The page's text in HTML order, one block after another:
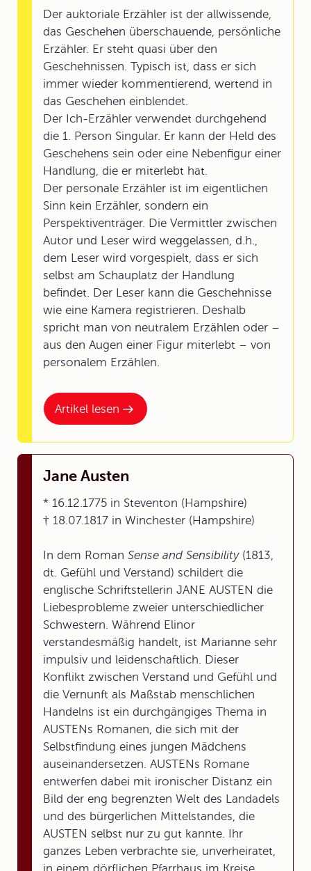
Artikel lesen
Der auktoriale Erzähler ist der allwissende,
das Geschehen überschauende, persönliche
Erzähler. Er steht quasi über den
Geschehnissen. Typisch ist, dass er sich
immer wieder kommentierend, wertend in
das Geschehen einblendet.
Der Ich-Erzähler verwendet durchgehend
die 1. Person Singular. Er kann der Held des
Geschehens sein oder eine Nebenfigur einer
Handlung, die er miterlebt hat.
Der personale Erzähler ist im eigentlichen
Sinn kein Erzähler, sondern ein
Perspektiventräger. Die Vermittler zwischen
Autor und Leser wird weggelassen, d.h.,
dem Leser wird vorgespielt, dass er sich
selbst am Schauplatz der Handlung
befindet. Der Leser kann die Geschehnisse
wie eine Kamera registrieren. Deshalb
spricht man von neutralem Erzählen oder –
aus den Augen einer Figur miterlebt – von
personalem Erzählen.
Jane Austen
* 16.12.1775 in Steventon (Hampshire)
† 18.07.1817 in Winchester (Hampshire)
In dem Roman Sense and Sensibility(1813,
dt. Gefühl und Verstand) schildert die
englische Schriftstellerin JANE AUSTEN die
Liebesprobleme zweier unterschiedlicher
Schwestern. Während Elinor
verstandesmäßig handelt, ist Marianne sehr
impulsiv und leidenschaftlich. Dieser
Konflikt zwischen Verstand und Gefühl und
die Vernunft als Maßstab menschlichen
Handelns ist ein durchgängiges Thema in
AUSTENs Romanen, die sich mit der
Selbstfindung eines jungen Mädchens
auseinandersetzen. AUSTENs Romane
entwerfen dabei mit ironischer Distanz ein
Bild der eng begrenzten Welt des Landadels
und des bürgerlichen Mittelstandes, die
AUSTEN selbst nur zu gut kannte. Ihr
ganzes Leben verbrachte sie, unverheiratet,